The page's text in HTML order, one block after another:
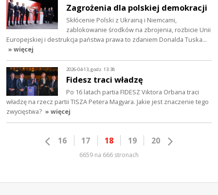
Zagrożenia dla polskiej demokracji
Skłócenie Polski z Ukrainą i Niemcami,
zablokowanie środków na zbrojenia, rozbicie Unii
Europejskiej i destrukcja państwa prawa to zdaniem Donalda Tuska…
» więcej
2026-04-13, godz. 13:38
Fidesz traci władzę
Po 16 latach partia FIDESZ Viktora Orbana traci
władzę na rzecz partii TISZA Petera Magyara. Jakie jest znaczenie tego
zwycięstwa? » więcej
16 17 18 19 20
6659 na 666 stronach